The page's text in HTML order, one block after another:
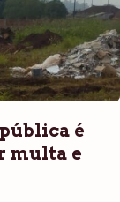
é
multa e